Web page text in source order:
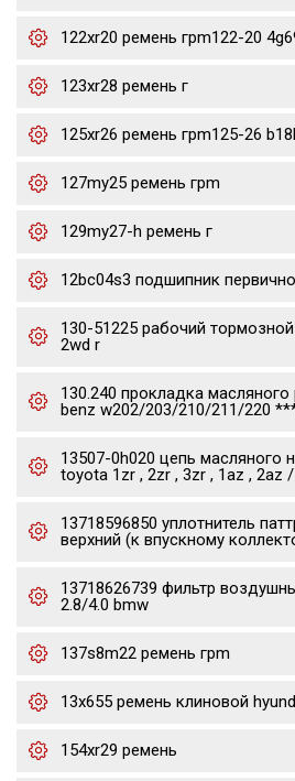
122xr20 ремень грm122-20
123xr28 ремень г
125xr26 ремень грm125-26
127my25 ремень грm
129my27-h ремень г
12bc04s3 подшипник
130-51225 рабочий
2wd r
130.240 прокладка
benz w202/203/210/211/220
13507-0h020 цепь масляного
toyota 1zr , 2zr , 3zr , 1az , 2az /
13718596850 уплотнитель
верхний (к впускному
13718626739 фильтр
2.8/4.0 bmw
137s8m22 ремень грm
13x655 ремень клиновой
154xr29 ремень